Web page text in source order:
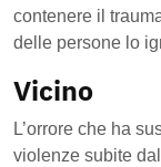
contenere il
delle persone lo
Vicino
L’orrore che ha
violenze subite